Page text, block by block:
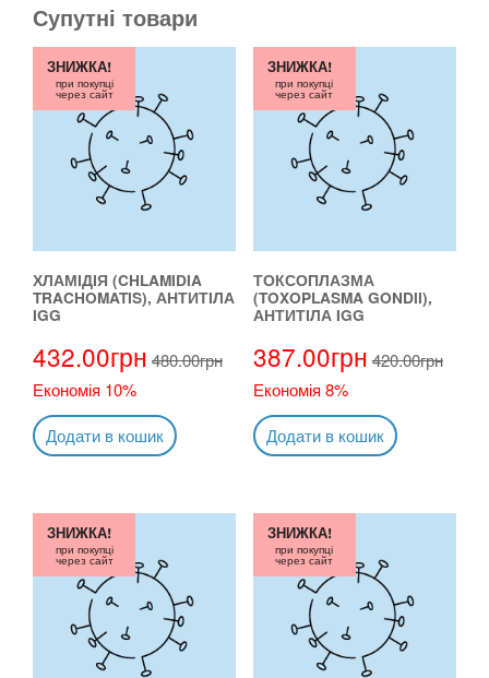
Супутні товари
ХЛАМІДІЯ (CHLAMIDIA
TRACHOMATIS), АНТИТІЛА
IGG
432.00грн 480.00грн
Економія 10%
ЗНИЖКА!
при покупці
через сайт
Додати в кошик
ТОКСОПЛАЗМА
(TOXOPLASMA GONDII),
АНТИТІЛА IGG
387.00грн 420.00грн
Економія 8%
ЗНИЖКА!
при покупці
через сайт
Додати в кошик
ЗНИЖКА!
при покупці
через сайт
ЗНИЖКА!
при покупці
через сайт